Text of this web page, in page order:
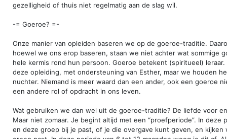
gezelligheid of thuis niet regelmatig aan de slag wil.
-= Goeroe? =-
Onze manier van opleiden baseren we op de goeroe-traditie.
hoewel we ons erop baseren, staan we niet achter wat sommige
hele kermis rond hun persoon. Goeroe betekent (spiritueel) leraar.
deze opleiding, met ondersteuning van Esther, maar we houden
nuchter. Niemand is meer waard dan een ander, ook een goeroe
een andere rol of opdracht in ons leven.
Wat gebruiken we dan wel uit de goeroe-traditie? De liefde voor
Maar niet zomaar. Je begint altijd met een “proefperiode”. In deze
en deze groep bij je past, of je die overgave kunt geven, en kijken